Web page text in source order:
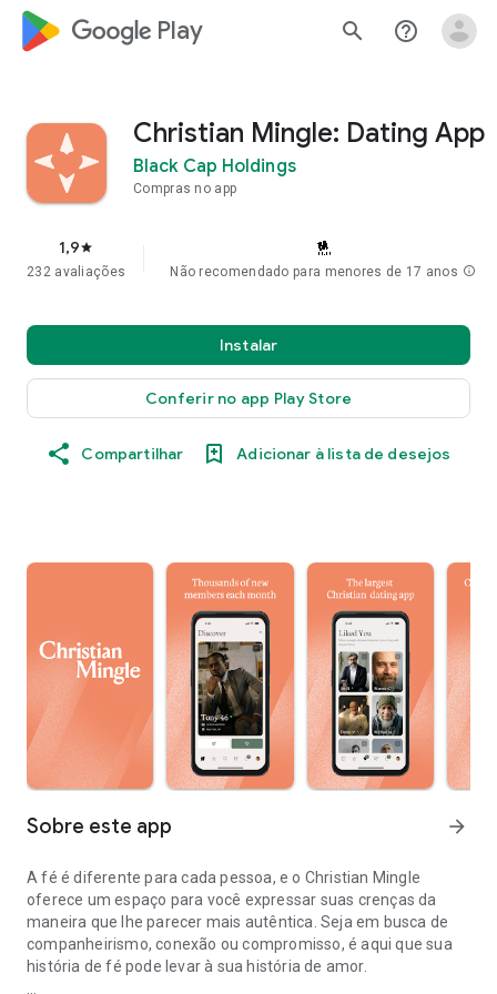
google_logo Play search help_outline
Christian Mingle: Dating App
Black Cap Holdings
Compras no app
1,9star
232 avaliações Não recomendado para menores de 17 anos info
Instalar
Conferir no app Play Store
Compartilhar Adicionar à lista de desejos
Sobre este app arrow_forward
A fé é diferente para cada pessoa, e o Christian Mingle
oferece um espaço para você expressar suas crenças da
maneira que lhe parecer mais autêntica. Seja em busca de
companheirismo, conexão ou compromisso, é aqui que sua
história de fé pode levar à sua história de amor.